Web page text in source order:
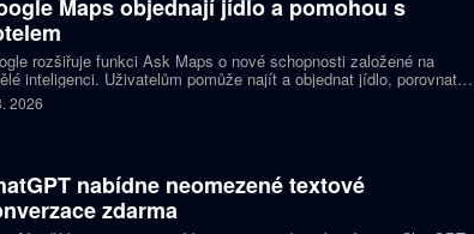
Maps objednají jídlo a pomohou s
rozšiřuje funkci Ask Maps o nové schopnosti založené na
inteligenci. Uživatelům pomůže najít a objednat jídlo, porovnat
nebo vybrat kulturní akci. Mapy navíc mohou čerpat informace z
a Kalendáře Google.
2026
nabídne neomezené textové
zdarma